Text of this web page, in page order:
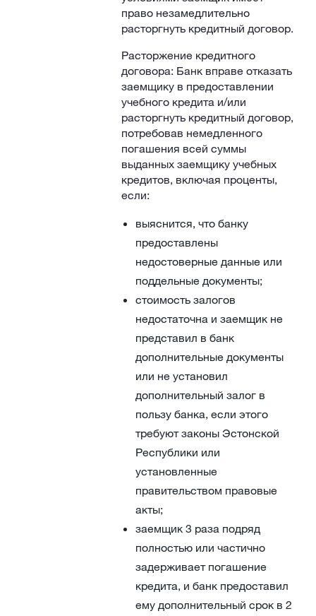
право незамедлительно
расторгнуть кредитный договор.
Расторжение кредитного
договора: Банк вправе отказать
заемщику в предоставлении
учебного кредита и/или
расторгнуть кредитный договор,
потребовав немедленного
погашения всей суммы
выданных заемщику учебных
кредитов, включая проценты,
если:
выяснится, что банку
предоставлены
недостоверные данные или
поддельные документы;
стоимость залогов
недостаточна и заемщик не
представил в банк
дополнительные документы
или не установил
дополнительный залог в
пользу банка, если этого
требуют законы Эстонской
Республики или
установленные
правительством правовые
акты;
заемщик 3 раза подряд
полностью или частично
задерживает погашение
кредита, и банк предоставил
ему дополнительный срок в 2